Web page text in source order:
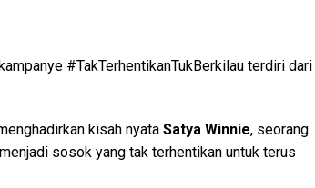
#TakTerhentikanTukBerkilau terdiri dari
kisah nyata Satya Winnie, seorang
sosok yang tak terhentikan untuk terus